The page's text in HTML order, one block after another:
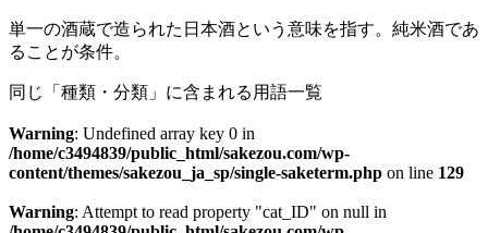
単一の酒蔵で造られた日本酒という意味を指す。純米酒であ
ることが条件。
同じ「種類・分類」に含まれる用語一覧
Warning: Undefined array key 0 in
/home/c3494839/public_html/sakezou.com/wp-
content/themes/sakezou_ja_sp/single-saketerm.php on line 129
Warning: Attempt to read property "cat_ID" on null in